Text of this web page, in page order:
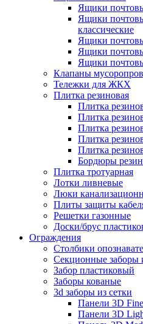
Ящики
Ящики
классические
Ящики
Ящики
Ящики
Клапаны
Тележки для ЖКХ
Плитка резиновая
Плитка
Плитка
Плитка
Плитка
Плитка
Бордюры
Плитка тротуарная
Лотки ливневые
Люки
Плиты защиты
Решетки газонные
Доски/брус
Ограждения
Столбики
Секционные заборы
Забор пластиковый
Заборы кованые
3d заборы из сетки
Панели 3D
Панели 3D